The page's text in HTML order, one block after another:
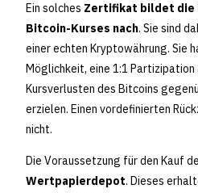
Ein solches Zertifikat bildet die
Bitcoin-Kurses nach. Sie sind
einer echten Kryptowährung. Sie
Möglichkeit, eine 1:1 Partizipation
Kursverlusten des Bitcoins
erzielen. Einen vordefinierten
nicht.
Die Voraussetzung für den Kauf
Wertpapierdepot. Dieses